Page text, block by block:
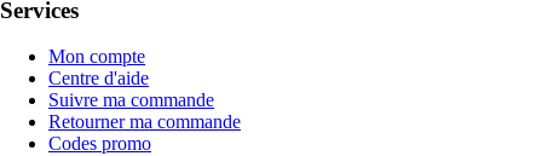
Services
Mon compte
Centre d'aide
Suivre ma commande
Retourner ma commande
Codes promo